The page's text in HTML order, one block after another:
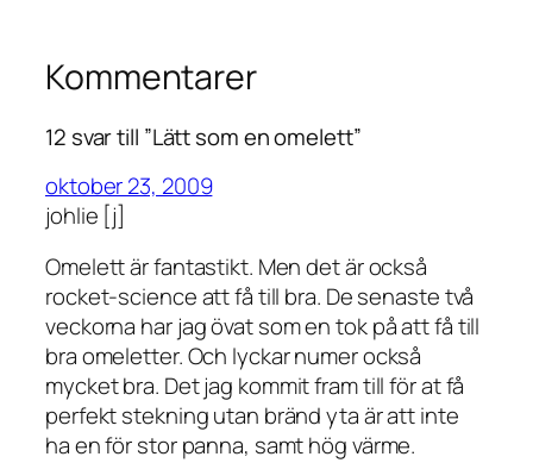
Kommentarer
12 svar till ”Lätt som en omelett”
oktober 23, 2009
johlie [j]
Omelett är fantastikt. Men det är också
rocket-science att få till bra. De senaste två
veckorna har jag övat som en tok på att få till
bra omeletter. Och lyckar numer också
mycket bra. Det jag kommit fram till för at få
perfekt stekning utan bränd yta är att inte
ha en för stor panna, samt hög värme.